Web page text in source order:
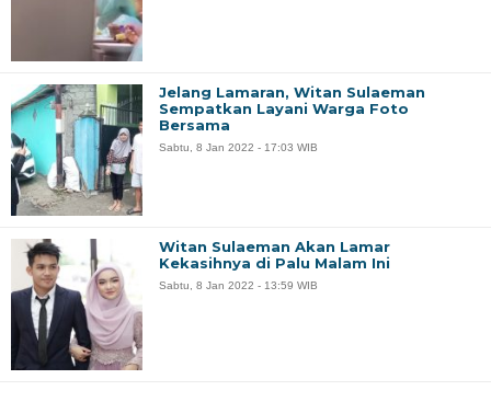
Jelang Lamaran, Witan Sulaeman
Sempatkan Layani Warga Foto
Bersama
Sabtu, 8 Jan 2022 - 17:03 WIB
Witan Sulaeman Akan Lamar
Kekasihnya di Palu Malam Ini
Sabtu, 8 Jan 2022 - 13:59 WIB